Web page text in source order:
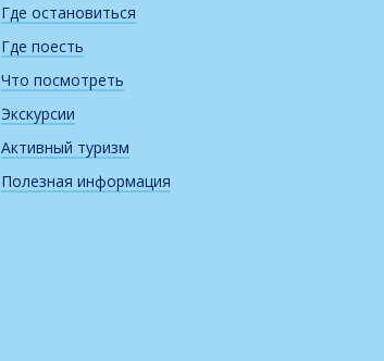
Где остановиться
Где поесть
Что посмотреть
Экскурсии
Активный туризм
Полезная информация